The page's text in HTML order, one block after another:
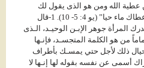
عطية الله ومن هو الذى يقول لك
اعطينى لأشرب لطلبت أنت منه فأعطاك ماء حيا” (يو 4: 5- 10). 1-قال
المرأة جوهر الإبـن الوحيـد، الـذى
من هو الكلمة المتجسـد، فإنـها
ذلك لأجل حتي يمسـك بأطراف
أسمى عن نفسه بقوله لها إنـها لا